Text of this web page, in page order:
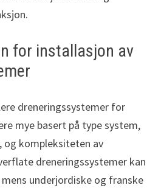
for installasjon av
dreneringssystemer for
mye basert på type system,
og kompleksiteten av
dreneringssystemer kan
underjordiske og franske